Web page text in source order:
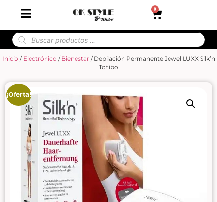
0
Inicio / Electrónico / Bienestar/ Depilación Permanente Jewel LUXX Silk’n
Tchibo
¡Oferta!